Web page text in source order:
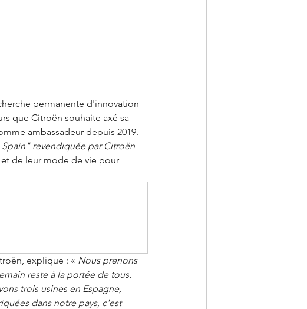
permanente d'innovation
que Citroën souhaite axé sa
ambassadeur depuis 2019.
revendiquée par Citroën
de leur mode de vie pour
explique : « Nous prenons
reste à la portée de tous.
trois usines en Espagne,
dans notre pays, c'est